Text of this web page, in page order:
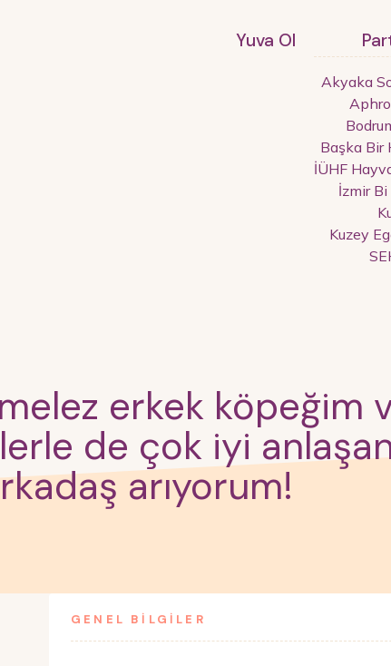
Yuva Ol
Akyaka
Başka Bir
İÜHF
İzmir
Kuzey
erkek köpeğim
de çok iyi
arıyorum!
GENEL BİLGİLER